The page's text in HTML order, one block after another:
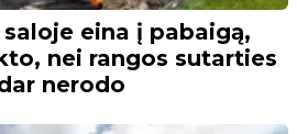
eina į pabaigą,
nei rangos sutarties
nerodo